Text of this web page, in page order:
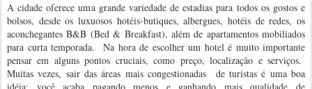
A cidade oferece uma grande variedade de estadias para todos os gostos e
bolsos, desde os luxuosos hotéis-butiques, albergues, hotéis de redes, os
aconchegantes B&B (Bed & Breakfast), além de apartamentos mobiliados
para curta temporada.
Na hora de escolher um hotel é muito importante
pensar em alguns pontos cruciais, como preço, localização e serviços.
Muitas vezes, sair das áreas mais congestionadas
de turistas é uma boa